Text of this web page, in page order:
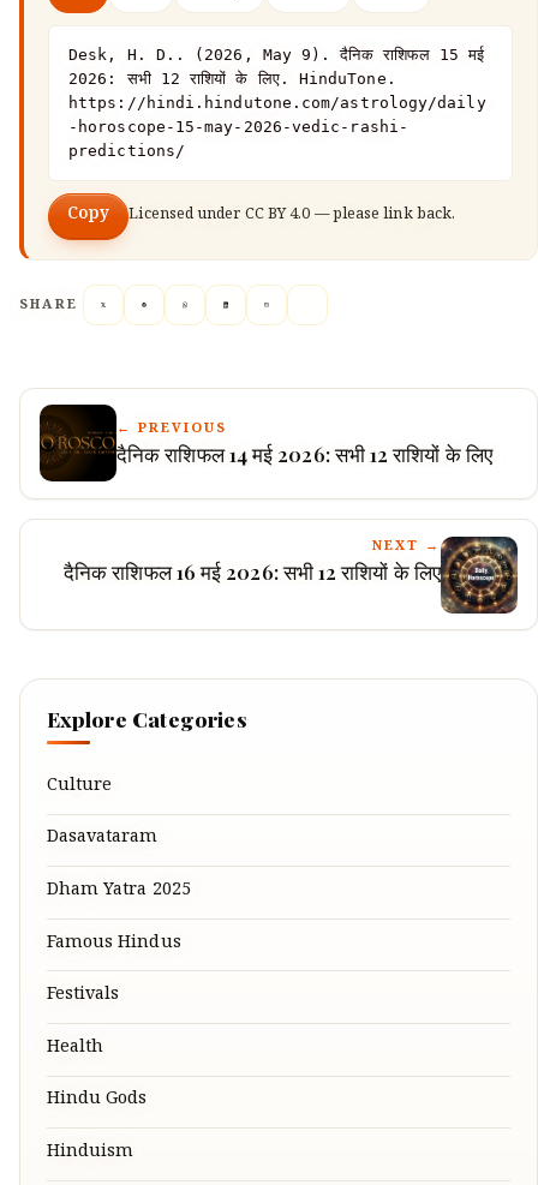
Desk, H. D.. (2026, May 9). दैनिक राशिफल 15 मई
2026: सभी 12 राशियों के लिए. HinduTone.
https://hindi.hindutone.com/astrology/daily
-horoscope-15-may-2026-vedic-rashi-
predictions/
Copy Licensed under CC BY 4.0 — please link back.
SHARE
← PREVIOUS
दैनिक राशिफल 14 मई 2026: सभी 12 राशियों के लिए
NEXT →
दैनिक राशिफल 16 मई 2026: सभी 12 राशियों के लिए
Explore Categories
Culture
Dasavataram
Dham Yatra 2025
Famous Hindus
Festivals
Health
Hindu Gods
Hinduism